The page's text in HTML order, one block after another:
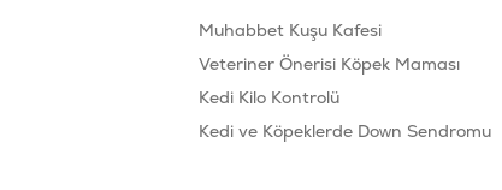
Muhabbet Kuşu Kafesi
Veteriner Önerisi Köpek Maması
Kedi Kilo Kontrolü
Kedi ve Köpeklerde Down Sendromu